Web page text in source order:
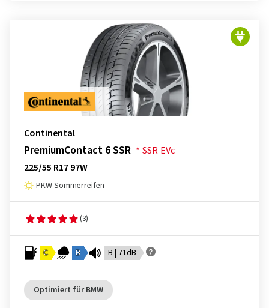
Continental
PremiumContact 6 SSR * SSR EVc
225/55 R17 97W
PKW Sommerreifen
(3)
C B B | 71dB
Optimiert für BMW